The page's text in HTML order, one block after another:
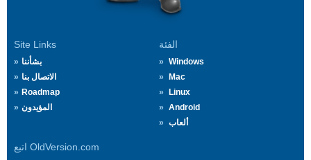
Site Links
بشأننا
الاتصال بنا
Roadmap
المؤيدون
الفئة
Windows
Mac
Linux
Android
ألعاب
اتبع OldVersion.com